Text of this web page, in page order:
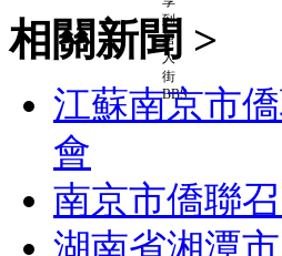
相關新聞 >
江蘇南京市
會
南京市僑聯